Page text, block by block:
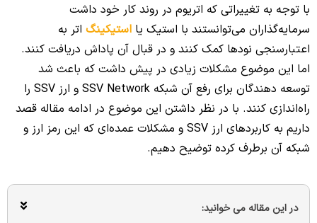
با توجه به تغییراتی که اتریوم در روند کار خود داشت
سرمایه‌گذاران می‌توانستند با استیک یا استیکینگ اتر به
اعتبارسنجی نودها کمک کنند و در قبال آن پاداش دریافت کنند.
اما این موضوع مشکلات زیادی در پیش داشت که باعث شد
توسعه دهندگان برای رفع آن شبکه SSV Network و ارز SSV را
راه‌اندازی کنند. با در نظر داشتن این موضوع در ادامه مقاله قصد
داریم به کاربردهای ارز SSV و مشکلات عمده‌ای که این رمز ارز و
شبکه آن برطرف کرده توضیح دهیم.
در این مقاله می خوانید: